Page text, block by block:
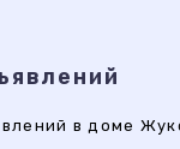
в доме